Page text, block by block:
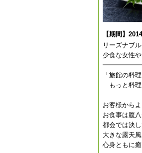
【期間】
リーズナブ
少食な女性
「旅館の料
もっと料理
お客様から
お食事は腹
都会では決
大きな露天
心身ともに